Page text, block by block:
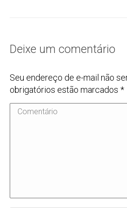
Deixe um comentário
Seu endereço de e-mail não
obrigatórios estão marcados *
Comentário